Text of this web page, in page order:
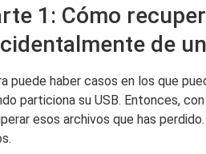
1: Cómo
de
puede haber casos en los que
particiona su USB. Entonces,
esos archivos que has